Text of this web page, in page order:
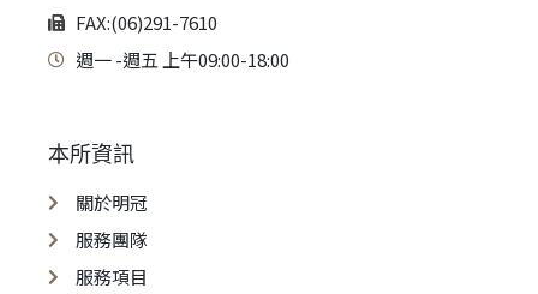
FAX:(06)291-7610
週一 -週五 上午09:00-18:00
本所資訊
關於明冠
服務團隊
服務項目